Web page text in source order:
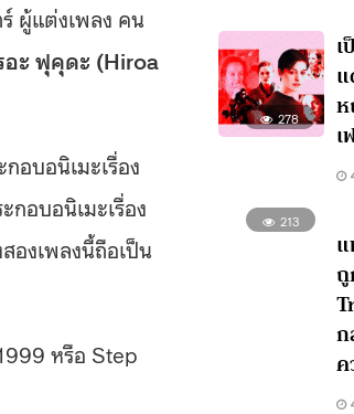
ผู้แต่งเพลง คน
อะ ฟุคุดะ (Hiroa
อบอนิเมะเรื่อง
อบอนิเมะเรื่อง
องเพลงนี้ถือเป็น
หรือ Step
278
213